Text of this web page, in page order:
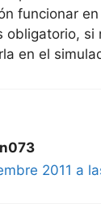
funcionar
obligatorio, si
en el
2011 a